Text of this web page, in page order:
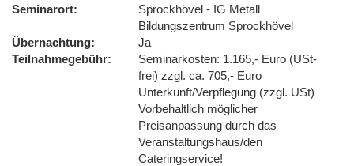
Seminarort
Sprockhövel - IG Metall
Bildungszentrum Sprockhövel
Übernachtung
Ja
Teilnahmegebühr
Seminarkosten: 1.165,- Euro (USt-
frei) zzgl. ca. 705,- Euro
Unterkunft/Verpflegung (zzgl. USt)
Vorbehaltlich möglicher
Preisanpassung durch das
Veranstaltungshaus/den
Cateringservice!